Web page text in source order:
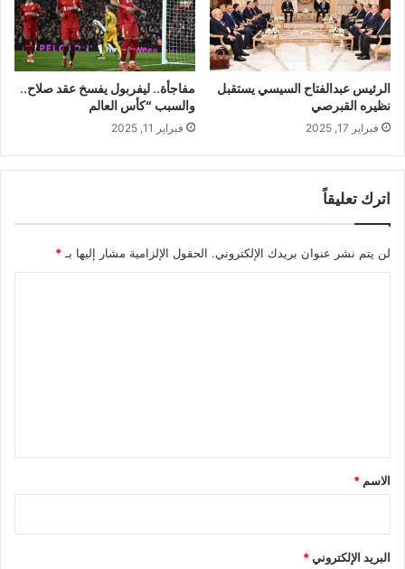
الرئيس عبدالفتاح السيسي يستقبل
نظيره القبرصي
فبراير 17, 2025
مفاجأة.. ليفربول يفسخ عقد صلاح..
والسبب “كأس العالم
فبراير 11, 2025
اترك تعليقاً
لن يتم نشر عنوان بريدك الإلكتروني. الحقول الإلزامية مشار إليها بـ *
*
الاسم *
البريد الإلكتروني*